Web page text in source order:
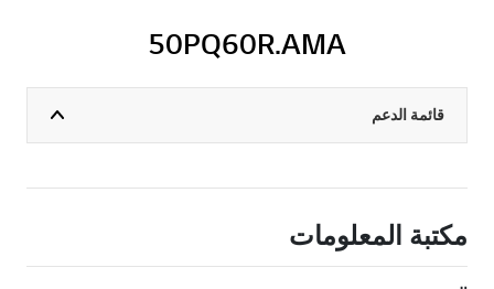
50PQ60R.AMA
قائمة الدعم
مكتبة المعلومات